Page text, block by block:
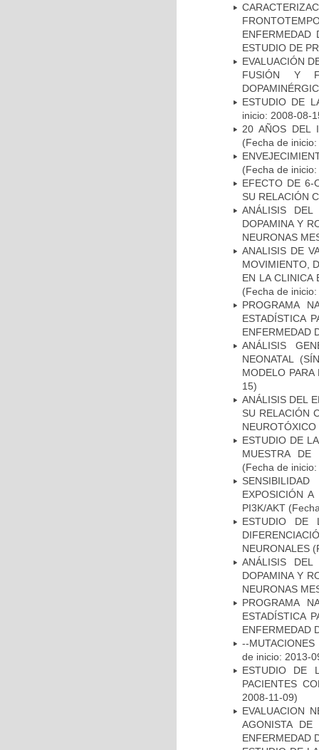
ENFERMEDAD
ESTUDIO DE
EVALUACIÓN
FUSIÓN Y
ESTUDIO DE
inicio: 2008-08-
20 AÑOS DEL
(Fecha de
(Fecha de
EFECTO DE 6-
SU RELACIÓN
ANÁLISIS
DOPAMINA Y
NEURONAS
ANALISIS DE
MOVIMIENTO,
EN LA CLINICA
(Fecha de
PROGRAMA
ESTADÍSTICA
ENFERMEDAD
ANÁLISIS
NEONATAL
MODELO
15)
ANÁLISIS DEL
SU RELACIÓN
NEUROTÓXICO
ESTUDIO DE
MUESTRA DE
(Fecha de
EXPOSICIÓN
PI3K/AKT
ESTUDIO DE
NEURONALES
ANÁLISIS
DOPAMINA Y
NEURONAS
PROGRAMA
ESTADÍSTICA
ENFERMEDAD
--
de inicio: 2013-
ESTUDIO DE
PACIENTES
2008-11-09)
EVALUACION
AGONISTA
ENFERMEDAD